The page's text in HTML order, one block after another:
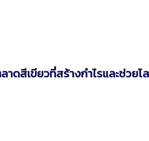
ดสีเขียวที่สร้างกำไรและช่วย